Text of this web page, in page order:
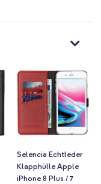
Selencia Echtleder
Klapphülle Apple
iPhone 8 Plus / 7